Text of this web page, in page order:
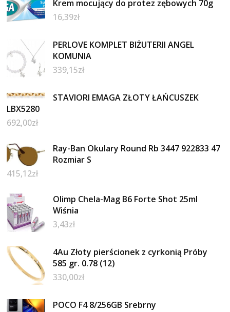
Krem mocujący do protez zębowych 70g
16,39zł
PERLOVE KOMPLET BIŻUTERII ANGEL
KOMUNIA
339,15zł
STAVIORI EMAGA ZŁOTY ŁAŃCUSZEK
LBX5280
692,00zł
Ray-Ban Okulary Round Rb 3447 922833 47
Rozmiar S
415,12zł
Olimp Chela-Mag B6 Forte Shot 25ml
Wiśnia
3,43zł
4Au Złoty pierścionek z cyrkonią Próby
585 gr. 0.78 (12)
330,00zł
POCO F4 8/256GB Srebrny